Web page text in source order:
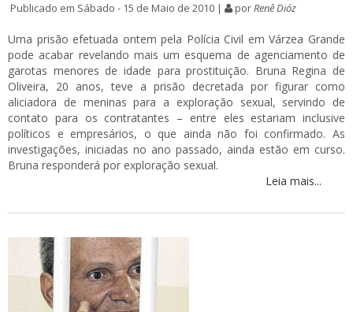
Publicado em Sábado - 15 de Maio de 2010 | porRenê Dióz
Uma prisão efetuada ontem pela Polícia Civil em Várzea Grande
pode acabar revelando mais um esquema de agenciamento de
garotas menores de idade para prostituição. Bruna Regina de
Oliveira, 20 anos, teve a prisão decretada por figurar como
aliciadora de meninas para a exploração sexual, servindo de
contato para os contratantes – entre eles estariam inclusive
políticos e empresários, o que ainda não foi confirmado. As
investigações, iniciadas no ano passado, ainda estão em curso.
Bruna responderá por exploração sexual.
Leia mais...